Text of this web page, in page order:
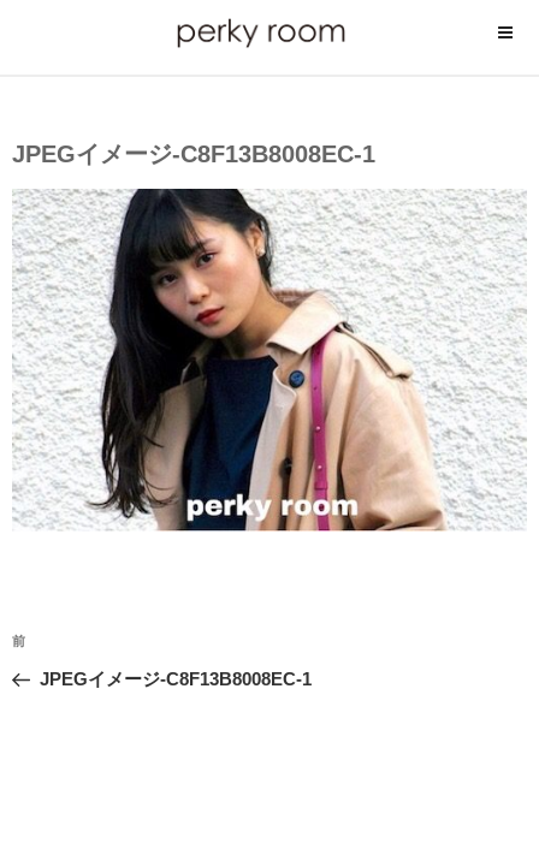
へ
ス
キ
ッ
プ
JPEGイメージ-C8F13B8008EC-1
投
ナ
前
の
前
JPEGイメージ-C8F13B8008EC-1